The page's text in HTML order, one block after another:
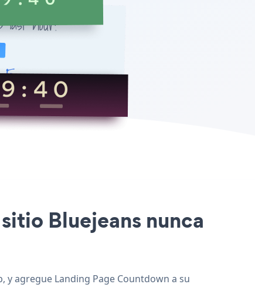
Bluejeans nunca
y agregue Landing Page Countdown a su